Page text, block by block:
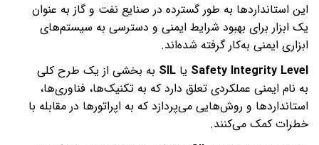
این استانداردها به طور گسترده در صنایع نفت و گاز به عنوان
یک ابزار برای بهبود شرایط ایمنی و دسترسی به سیستم‌های
ابزاری ایمنی به‌کار گرفته شده‌اند.
Safety Integrity Level یا SIL به بخشی از یک طرح کلی
به نام ایمنی عملکردی تعلق دارد که به تکنیک‌ها، فناوری‌ها،
استانداردها و روش‌هایی می‌پردازد که به اپراتورها در مقابله با
خطرات کمک می‌کنند.